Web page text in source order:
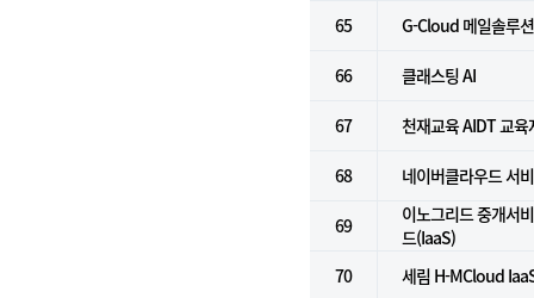
65
G-Cloud 메일솔루
66 클래스팅 AI
67 천재교육 AIDT 교육
68 네이버클라우드 서
69
이노그리드 중개서
드(IaaS)
70
세림 H-MCloud